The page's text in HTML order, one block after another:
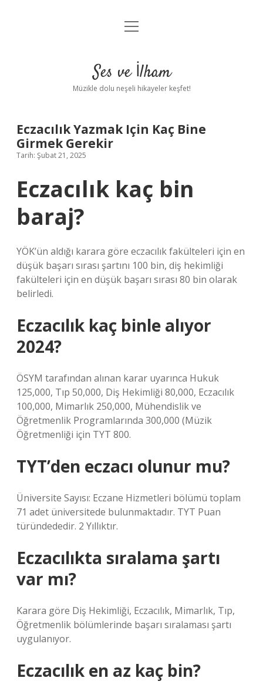
Anasayfa
Yasal Uyarı
menüyü
Ses ve İlham
Müzikle dolu neşeli hikayeler keşfet!
Eczacılık Yazmak Için Kaç Bine
Girmek Gerekir
Tarih: Şubat 21, 2025
Eczacılık kaç bin
baraj?
YÖK’ün aldığı karara göre eczacılık fakülteleri için en
düşük başarı sırası şartını 100 bin, diş hekimliği
fakülteleri için en düşük başarı sırası 80 bin olarak
belirledi.
Eczacılık kaç binle alıyor
2024?
ÖSYM tarafından alınan karar uyarınca Hukuk
125,000, Tıp 50,000, Diş Hekimliği 80,000, Eczacılık
100,000, Mimarlık 250,000, Mühendislik ve
Öğretmenlik Programlarında 300,000 (Müzik
Öğretmenliği için TYT 800.
TYT’den eczacı olunur mu?
Üniversite Sayısı: Eczane Hizmetleri bölümü toplam
71 adet üniversitede bulunmaktadır. TYT Puan
türündededir. 2 Yıllıktır.
Eczacılıkta sıralama şartı
var mı?
Karara göre Diş Hekimliği, Eczacılık, Mimarlık, Tıp,
Öğretmenlik bölümlerinde başarı sıralaması şartı
uygulanıyor.
Eczacılık en az kaç bin?